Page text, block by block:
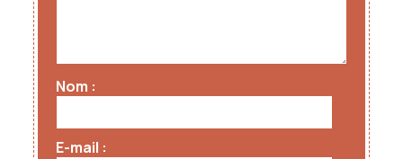
Nom
E-mail